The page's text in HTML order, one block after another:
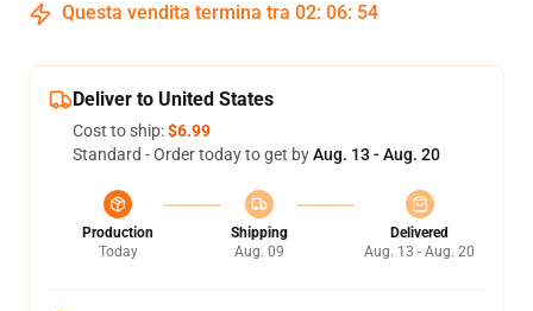
Questa vendita termina tra 02: 06: 54
Deliver to United States
Cost to ship:$6.99
Standard - Order today to get byAug. 13 - Aug. 20
Production
Today
Shipping
Aug. 09
Delivered
Aug. 13 - Aug. 20